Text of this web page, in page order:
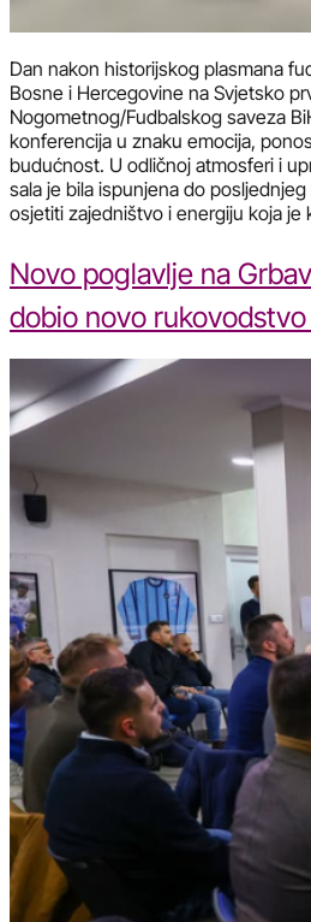
Dan nakon historijskog plasmana
Bosne i Hercegovine na Svjetsko
Nogometnog/Fudbalskog saveza
konferencija u znaku emocija,
budućnost. U odličnoj atmosferi i
sala je bila ispunjena do
osjetiti zajedništvo i energiju koja je
Novo poglavlje na
dobio novo